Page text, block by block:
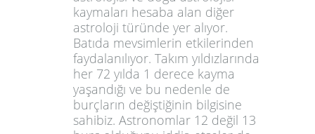
kaymaları hesaba alan diğer
astroloji türünde yer alıyor.
Batıda mevsimlerin etkilerinden
faydalanılıyor. Takım yıldızlarında
her 72 yılda 1 derece kayma
yaşandığı ve bu nedenle de
burçların değiştiğinin bilgisine
sahibiz. Astronomlar 12 değil 13